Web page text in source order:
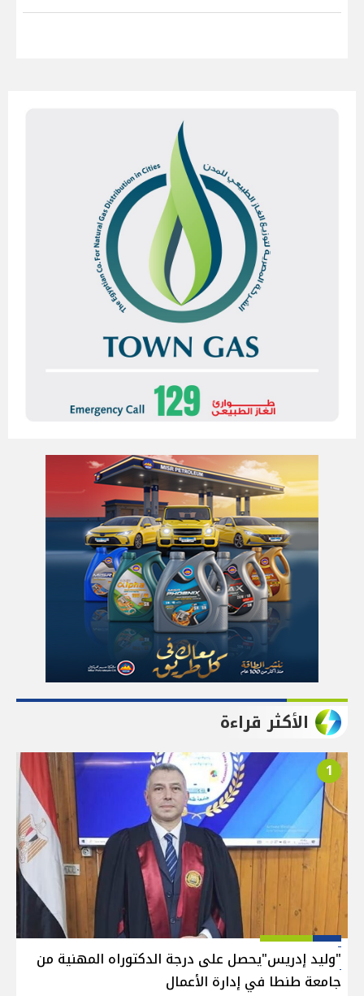
الأكثر قراءة
1
"وليد إدريس"يحصل على درجة الدكتوراه المهنية من
جامعة طنطا في إدارة الأعمال